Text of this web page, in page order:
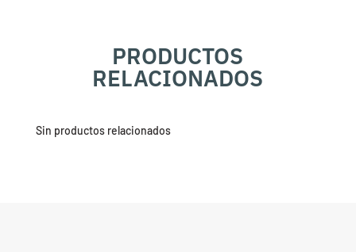
PRODUCTOS
RELACIONADOS
Sin productos relacionados